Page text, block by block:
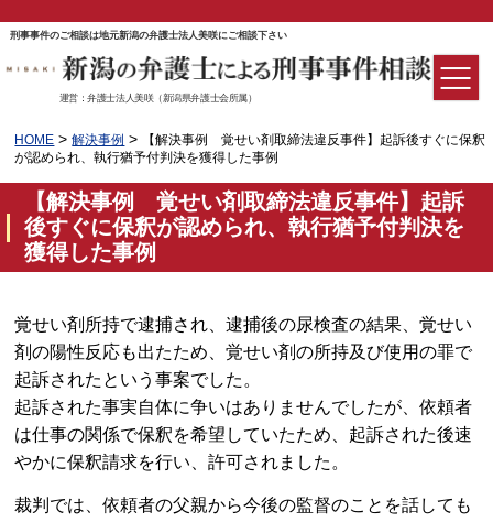
刑事事件のご相談は地元新潟の弁護士法人美咲にご相談下さい
運営：弁護士法人美咲（新潟県弁護士会所属）
HOME >解決事例 >
【解決事例 覚せい剤取締法違反事件】起訴後すぐに保釈
が認められ、執行猶予付判決を獲得した事例
【解決事例 覚せい剤取締法違反事件】起訴
後すぐに保釈が認められ、執行猶予付判決を
獲得した事例
覚せい剤所持で逮捕され、逮捕後の尿検査の結果、覚せい
剤の陽性反応も出たため、覚せい剤の所持及び使用の罪で
起訴されたという事案でした。
起訴された事実自体に争いはありませんでしたが、依頼者
は仕事の関係で保釈を希望していたため、起訴された後速
やかに保釈請求を行い、許可されました。
裁判では、依頼者の父親から今後の監督のことを話しても